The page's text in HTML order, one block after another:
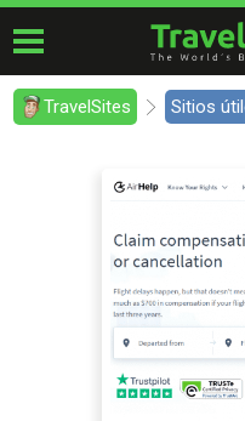
TravelSites Sitios